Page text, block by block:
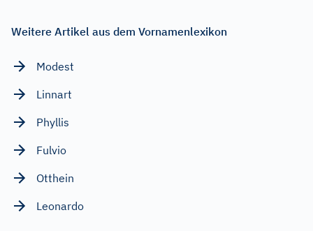
Weitere Artikel aus dem Vornamenlexikon
Modest
Linnart
Phyllis
Fulvio
Otthein
Leonardo